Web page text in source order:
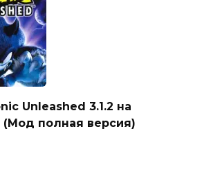
Unleashed 3.1.2 на
полная версия)